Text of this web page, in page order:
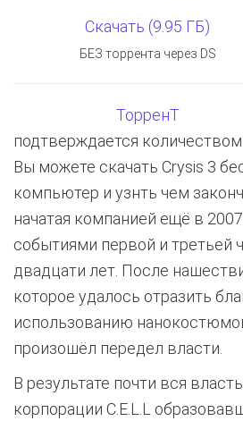
Скачать (9.95 ГБ)
БЕЗ торрента через DS
ТорренТ
подтверждается
Вы можете скачать Crysis 3
компьютер и узнть чем
начатая компанией ещё в
событиями первой и третьей
двадцати лет. После
которое удалось отразить
использованию
произошёл передел власти.
В результате почти вся
корпорации C.E.L.L